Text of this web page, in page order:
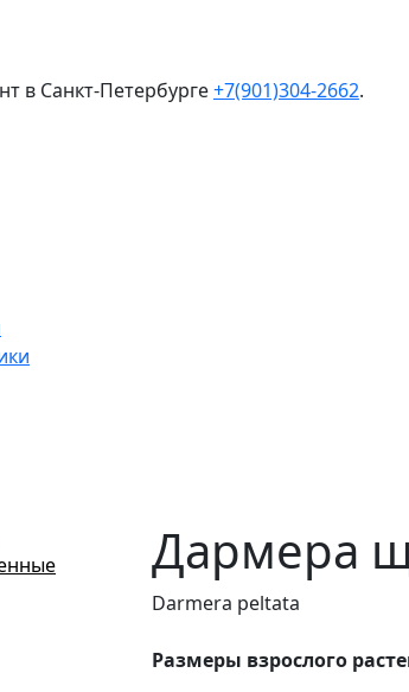
в Санкт-Петербурге+7(901)304-2662.
Дармера
Darmera peltata
Размеры взрослого